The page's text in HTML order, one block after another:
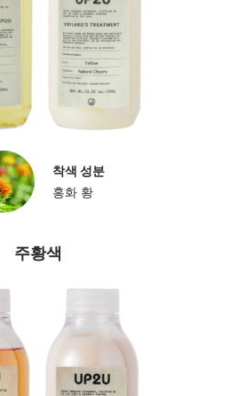
착색 성분
홍화 황
주황색